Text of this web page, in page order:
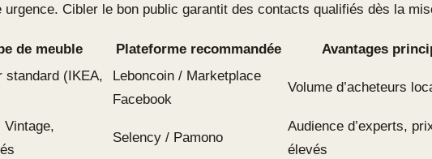
urgence. Cibler le bon public garantit des contacts qualifiés dès la
de meuble Plateforme recommandée
Avantages
standard (IKEA,
Leboncoin / Marketplace
Facebook
Volume d’acheteurs
Vintage,
Selency / Pamono
Audience d’experts,
élevés